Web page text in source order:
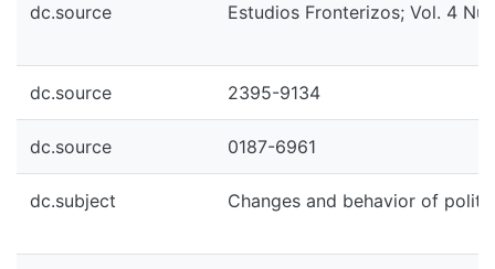
dc.source Estudios Fronterizos; Vol. 4
dc.source 2395-9134
dc.source 0187-6961
dc.subject Changes and behavior of